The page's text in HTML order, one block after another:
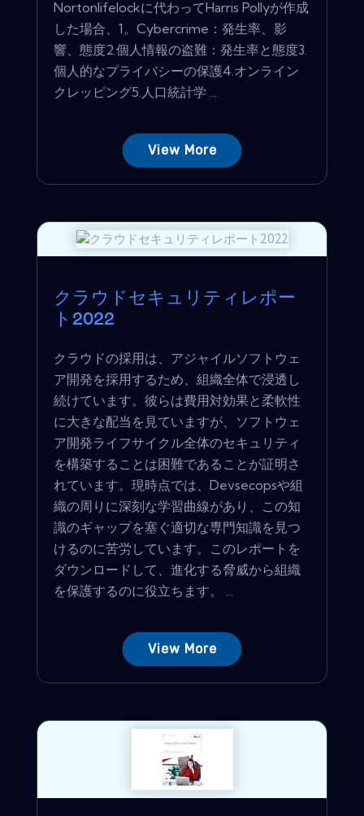
Nortonlifelockに代わってHarris Pollyが作成
した場合、1。Cyber​​crime：発生率、影
響、態度2.個人情報の盗難：発生率と態度3.
個人的なプライバシーの保護4.オンライン
クレッピング5.人口統計学 ...
View More
クラウドセキュリティレポー
ト2022
クラウドの採用は、アジャイルソフトウェ
ア開発を採用するため、組織全体で浸透し
続けています。彼らは費用対効果と柔軟性
に大きな配当を見ていますが、ソフトウェ
ア開発ライフサイクル全体のセキュリティ
を構築することは困難であることが証明さ
れています。現時点では、Devsecopsや組
織の周りに深刻な学習曲線があり、この知
識のギャップを塞ぐ適切な専門知識を見つ
けるのに苦労しています。このレポートを
ダウンロードして、進化する脅威から組織
を保護するのに役立ちます。 ...
View More